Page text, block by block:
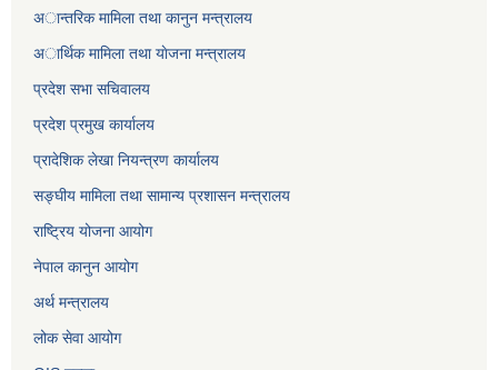
अान्तरिक मामिला तथा कानुन मन्त्रालय
अार्थिक मामिला तथा याेजना मन्त्रालय
प्रदेश सभा सचिवालय
प्रदेश प्रमुख कार्यालय
प्रादेशिक लेखा नियन्त्रण कार्यालय
सङ्‍घीय मामिला तथा सामान्य प्रशासन मन्त्रालय
राष्ट्रिय योजना आयोग
नेपाल कानुन आयोग
अर्थ मन्त्रालय
लोक सेवा आयोग